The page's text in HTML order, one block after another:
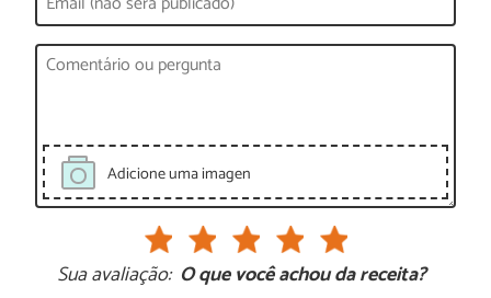
Adicione uma imagen
Sua avaliação: O que você achou da receita?